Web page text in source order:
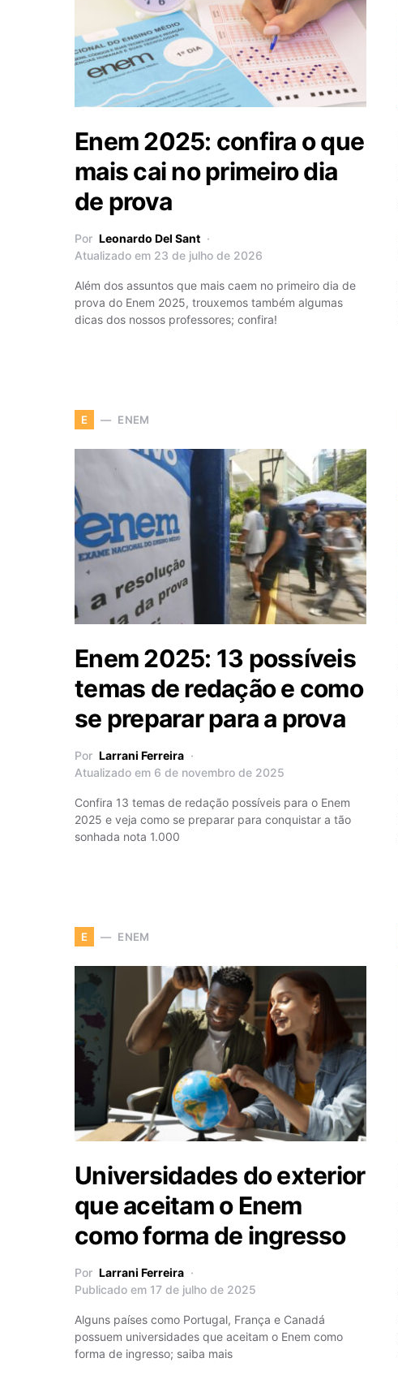
Enem 2025: confira o que
mais cai no primeiro dia
de prova
Por Leonardo Del Sant
Atualizado em 23 de julho de 2026
Além dos assuntos que mais caem no primeiro dia de
prova do Enem 2025, trouxemos também algumas
dicas dos nossos professores; confira!
E ENEM
Enem 2025: 13 possíveis
temas de redação e como
se preparar para a prova
Por Larrani Ferreira
Atualizado em 6 de novembro de 2025
Confira 13 temas de redação possíveis para o Enem
2025 e veja como se preparar para conquistar a tão
sonhada nota 1.000
E ENEM
Universidades do exterior
que aceitam o Enem
como forma de ingresso
Por Larrani Ferreira
Publicado em 17 de julho de 2025
Alguns países como Portugal, França e Canadá
possuem universidades que aceitam o Enem como
forma de ingresso; saiba mais